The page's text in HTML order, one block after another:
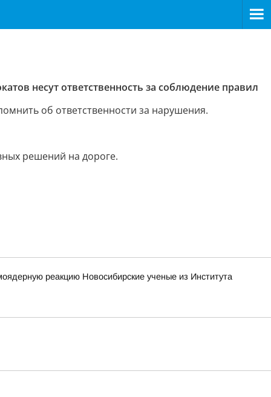
несут ответственность за соблюдение правил
об ответственности за нарушения.
решений на дороге.
реакцию Новосибирские ученые из Института